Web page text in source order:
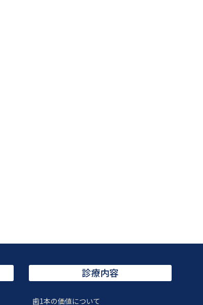
診療内容
歯1本の価値について